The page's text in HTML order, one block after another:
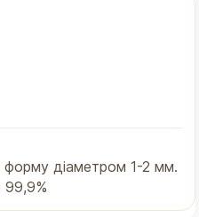
форму діаметром 1-2 мм.
99,9%